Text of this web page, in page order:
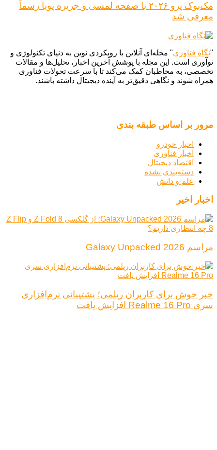
مک‌بوک پرو ۲۰۲۶ با صفحه لمسی و جزیره پویا رسماً
معرفی شد
"نگاه فناوری" مجله‌ای آنلاین با رویکردی نوین به دنیای تکنولوژی و
نوآوری است. این مجله با پوشش آخرین اخبار، تحلیل‌ها و مقالات
تخصصی، به مخاطبان کمک می‌کند تا با سرعت تحولات فناوری
همراه شوند و نگاهی دقیق‌تر به آینده دیجیتال داشته باشند.
مرور بر اساس طبقه بندی
اخبار خودرو
اخبار فناوری
اقتصاد دیجیتال
دسته‌بندی نشده
علم و دانش
اخبار اخیر
مراسم Galaxy Unpacked 2026
خبر خوش برای کاربران ریلمی؛ پشتیبانی نرم‌افزاری
سری Realme 16 Pro افزایش یافت